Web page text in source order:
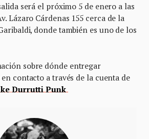
será el próximo 5 de enero a las
Lázaro Cárdenas 155 cerca de la
donde también es uno de los
sobre dónde entregar
contacto a través de la cuenta de
Durrutti Punk